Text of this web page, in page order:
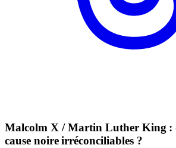
Malcolm X / Martin Luther King :
cause noire irréconciliables ?